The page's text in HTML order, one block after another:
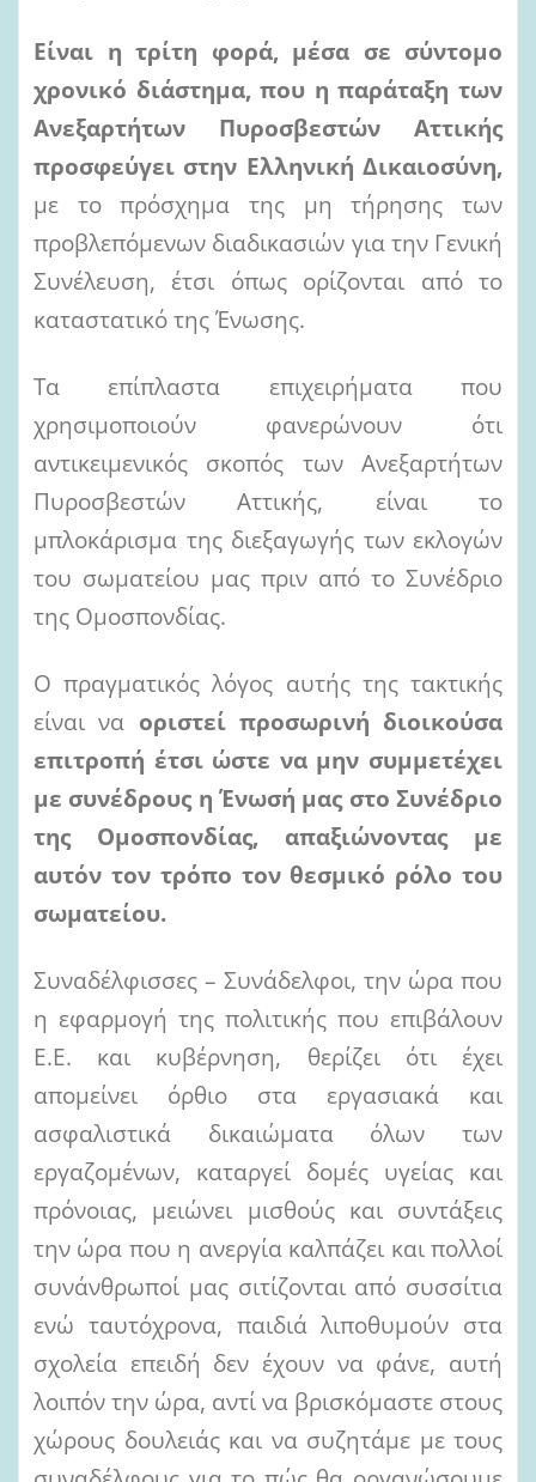
Είναι η τρίτη φορά, μέσα σε σύντομο
χρονικό διάστημα, που η παράταξη των
Ανεξαρτήτων
Πυροσβεστών
Αττικής
προσφεύγει στην Ελληνική Δικαιοσύνη,
με το πρόσχημα της μη τήρησης των
προβλεπόμενων διαδικασιών για την Γενική
Συνέλευση, έτσι όπως ορίζονται από το
καταστατικό της Ένωσης.
Τα επίπλαστα επιχειρήματα που
χρησιμοποιούν φανερώνουν ότι
αντικειμενικός σκοπός των Ανεξαρτήτων
Πυροσβεστών Αττικής, είναι το
μπλοκάρισμα της διεξαγωγής των εκλογών
του σωματείου μας πριν από το Συνέδριο
της Ομοσπονδίας.
Ο πραγματικός λόγος αυτής της τακτικής
είναι να οριστεί προσωρινή διοικούσα
επιτροπή έτσι ώστε να μην συμμετέχει
με συνέδρους η Ένωσή μας στο Συνέδριο
της Ομοσπονδίας, απαξιώνοντας με
αυτόν τον τρόπο τον θεσμικό ρόλο του
σωματείου.
Συναδέλφισσες – Συνάδελφοι, την ώρα που
η εφαρμογή της πολιτικής που επιβάλουν
Ε.Ε. και κυβέρνηση, θερίζει ότι έχει
απομείνει όρθιο στα εργασιακά και
ασφαλιστικά δικαιώματα όλων των
εργαζομένων, καταργεί δομές υγείας και
πρόνοιας, μειώνει μισθούς και συντάξεις
την ώρα που η ανεργία καλπάζει και πολλοί
συνάνθρωποί μας σιτίζονται από συσσίτια
ενώ ταυτόχρονα, παιδιά λιποθυμούν στα
σχολεία επειδή δεν έχουν να φάνε, αυτή
λοιπόν την ώρα, αντί να βρισκόμαστε στους
χώρους δουλειάς και να συζητάμε με τους